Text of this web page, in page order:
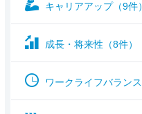
キャリアアップ（9件）
成長・将来性（8件）
ワークライフバランス